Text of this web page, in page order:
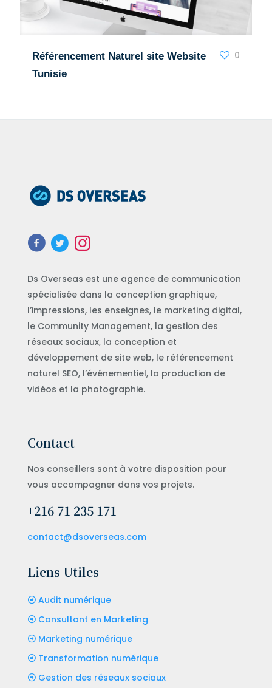
Référencement Naturel site Website
Tunisie
0
Ds Overseas est une agence de communication
spécialisée dans la conception graphique,
l’impressions, les enseignes, le marketing digital,
le Community Management, la gestion des
réseaux sociaux, la conception et
développement de site web, le référencement
naturel SEO, l’événementiel, la production de
vidéos et la photographie.
Contact
Nos conseillers sont à votre disposition pour
vous accompagner dans vos projets.
+216 71 235 171
contact@dsoverseas.com
Liens Utiles
Audit numérique
Consultant en Marketing
Marketing numérique
Transformation numérique
Gestion des réseaux sociaux